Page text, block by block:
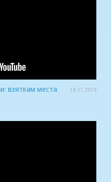
взяткам места
14.11.2019